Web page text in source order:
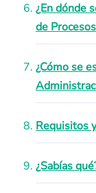
¿En dónde
de
¿Cómo se
Requisitos
¿Sabías